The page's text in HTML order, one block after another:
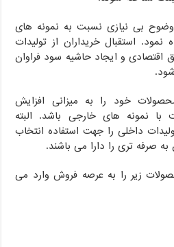
بی نیازی نسبت به نمونه های
استقبال خریداران از تولیدات
اقتصادی و ایجاد حاشیه سود فراوان
خود را به میزانی افزایش
با نمونه های خارجی باشد. البته
داخلی را جهت استفاده انتخاب
صرفه تری را دارا می باشند.
زیر را به عرصه فروش وارد می